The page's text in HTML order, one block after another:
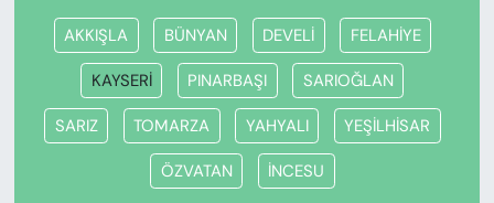
AKKIŞLA BÜNYAN DEVELİ FELAHİYE
KAYSERİ PINARBAŞI SARIOĞLAN
SARIZ TOMARZA YAHYALI YEŞİLHİSAR
ÖZVATAN İNCESU